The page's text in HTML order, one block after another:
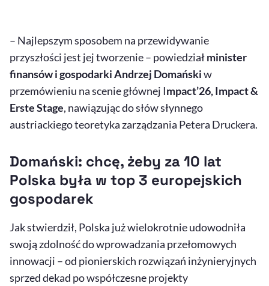
– Najlepszym sposobem na przewidywanie
przyszłości jest jej tworzenie – powiedziałminister
finansów i gospodarki Andrzej Domańskiw
przemówieniu na scenie głównej Impact’26, Impact &
Erste Stage, nawiązując do słów słynnego
austriackiego teoretyka zarządzania Petera Druckera.
Domański: chcę, żeby za 10 lat
Polska była w top 3 europejskich
gospodarek
Jak stwierdził, Polska już wielokrotnie udowodniła
swoją zdolność do wprowadzania przełomowych
innowacji – od pionierskich rozwiązań inżynieryjnych
sprzed dekad po współczesne projekty